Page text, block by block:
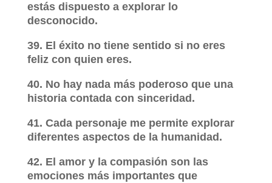
estás dispuesto a explorar lo
desconocido.
39. El éxito no tiene sentido si no eres
feliz con quien eres.
40. No hay nada más poderoso que una
historia contada con sinceridad.
41. Cada personaje me permite explorar
diferentes aspectos de la humanidad.
42. El amor y la compasión son las
emociones más importantes que